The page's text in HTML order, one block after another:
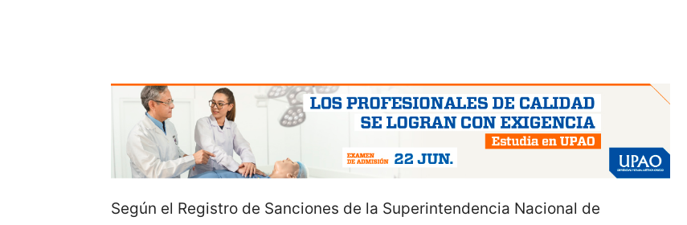
Según el Registro de Sanciones de la Superintendencia Nacional de